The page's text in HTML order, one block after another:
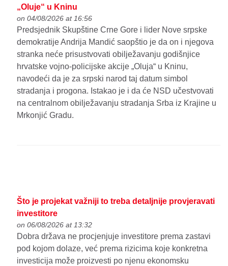
„Oluje“ u Kninu
on 04/08/2026 at 16:56
Predsjednik Skupštine Crne Gore i lider Nove srpske
demokratije Andrija Mandić saopštio je da on i njegova
stranka neće prisustvovati obilježavanju godišnjice
hrvatske vojno-policijske akcije „Oluja“ u Kninu,
navodeći da je za srpski narod taj datum simbol
stradanja i progona. Istakao je i da će NSD učestvovati
na centralnom obilježavanju stradanja Srba iz Krajine u
Mrkonjić Gradu.
Što je projekat važniji to treba detaljnije provjeravati
investitore
on 06/08/2026 at 13:32
Dobra država ne procjenjuje investitore prema zastavi
pod kojom dolaze, već prema rizicima koje konkretna
investicija može proizvesti po njenu ekonomsku